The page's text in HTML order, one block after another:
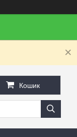
Кошик